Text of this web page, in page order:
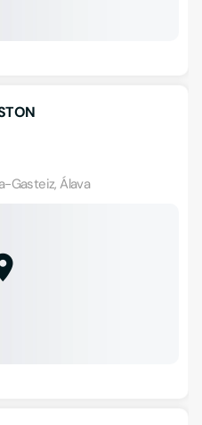
Gasteiz, Álava